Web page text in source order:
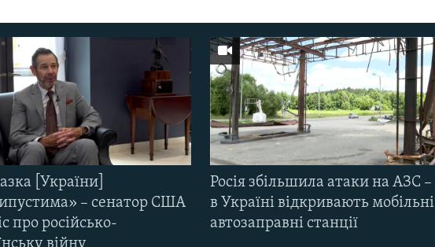
[України]
– сенатор США
про російсько-
Росія збільшила атаки на АЗС –
в Україні відкривають мобільні
автозаправні станції